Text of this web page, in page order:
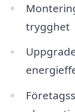
trygghet